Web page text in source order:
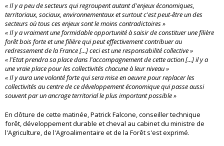
« Il y a peu de secteurs qui regroupent autant d'enjeux économiques,
territoriaux, sociaux, environnementaux et surtout c'est peut-être un des
secteurs où tous ces enjeux sont le moins contradictoires »
« Il y a vraiment une formidable opportunité à saisir de constituer une filière
forêt bois forte et une filière qui peut effectivement contribuer au
redressement de la France [...] ceci est une responsabilité collective »
« l'Etat prendra sa place dans l'accompagnement de cette action [...] il y a
une vraie place pour les collectivités chacune à leur niveau »
« Il y aura une volonté forte qui sera mise en oeuvre pour replacer les
collectivités au centre de ce développement économique qui passe aussi
souvent par un ancrage territorial le plus important possible »
En clôture de cette matinée, Patrick Falcone, conseiller technique
forêt, développement durable et cheval au cabinet du ministre de
l'Agriculture, de l'Agroalimentaire et de la Forêt s'est exprimé.